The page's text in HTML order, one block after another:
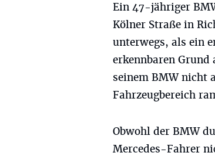
Ein 47-jähriger
Kölner Straße in
unterwegs, als ein
erkennbaren
seinem BMW nicht
Fahrzeugbereich
Obwohl der BMW
Mercedes-Fahrer